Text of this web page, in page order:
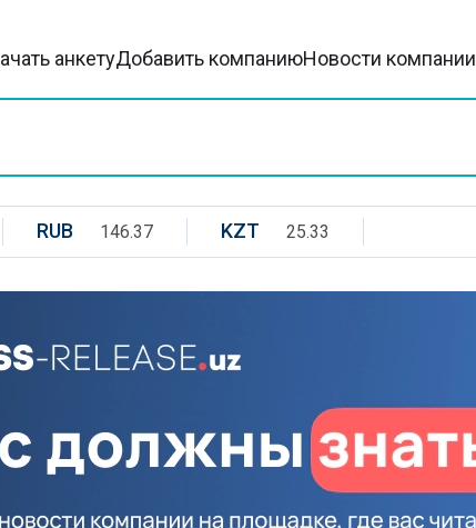
анкетуДобавить компаниюНовости компании
RUB 146.37 KZT 25.33